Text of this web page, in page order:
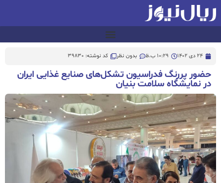
24 دی 1402 10:29 ب.ظ بدون نظر کد نوشته: 39830
حضور پررنگ فدراسیون تشکل‌های صنایع غذایی ایران
در نمایشگاه سلامت بنیان